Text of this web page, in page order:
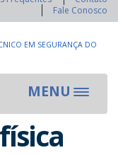
Fale Conosco
EM SEGURANÇA DO
MENU
Toggle